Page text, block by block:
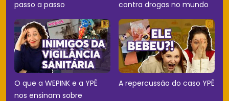
passo a passo contra drogas no mundo
O que a WEPINK e a YPÊ
nos ensinam sobre
A repercussão do caso YPÊ